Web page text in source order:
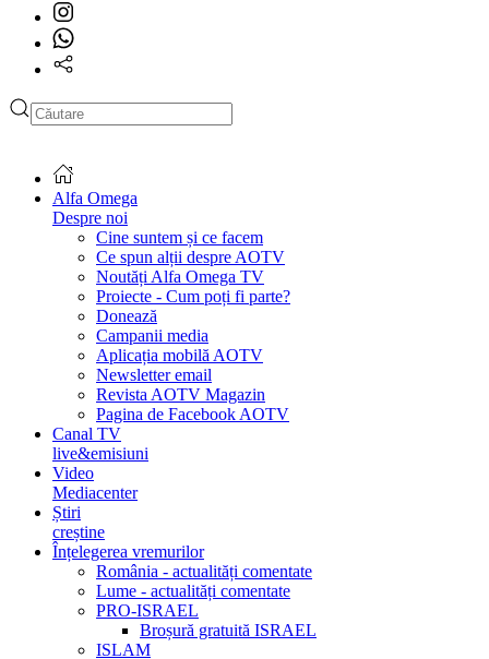
Alfa Omega
Despre noi
Cine suntem și ce facem
Ce spun alții despre AOTV
Noutăți Alfa Omega TV
Proiecte - Cum poți fi parte?
Donează
Campanii media
Aplicația mobilă AOTV
Newsletter email
Revista AOTV Magazin
Pagina de Facebook AOTV
Canal TV
live&emisiuni
Video
Mediacenter
Știri
creștine
Înțelegerea vremurilor
România - actualități comentate
Lume - actualități comentate
PRO-ISRAEL
Broșură gratuită ISRAEL
ISLAM